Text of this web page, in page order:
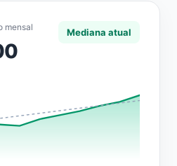
mensal Mediana atual